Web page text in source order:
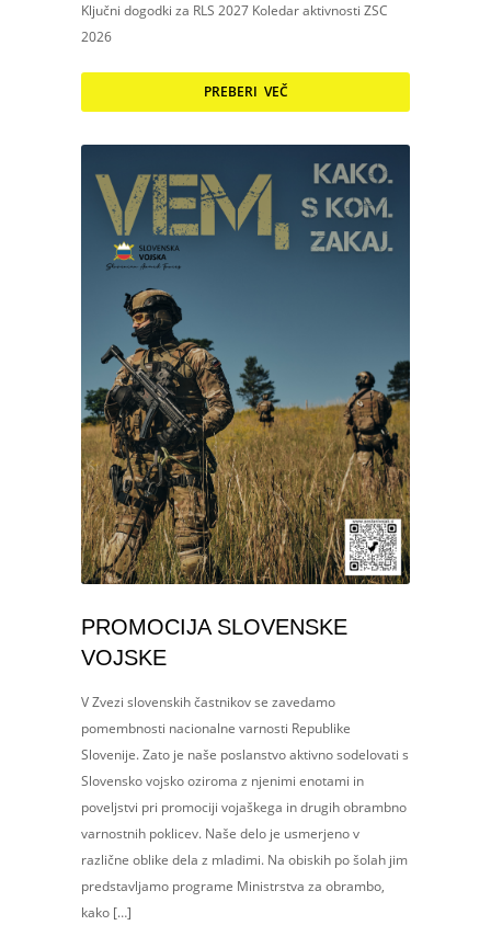
Ključni dogodki za RLS 2027 Koledar aktivnosti ZSC
2026
PREBERI VEČ
PROMOCIJA SLOVENSKE
VOJSKE
V Zvezi slovenskih častnikov se zavedamo
pomembnosti nacionalne varnosti Republike
Slovenije. Zato je naše poslanstvo aktivno sodelovati s
Slovensko vojsko oziroma z njenimi enotami in
poveljstvi pri promociji vojaškega in drugih obrambno
varnostnih poklicev. Naše delo je usmerjeno v
različne oblike dela z mladimi. Na obiskih po šolah jim
predstavljamo programe Ministrstva za obrambo,
kako […]